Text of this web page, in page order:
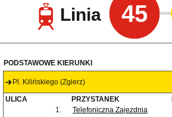
Linia 45
PODSTAWOWE KIERUNKI
Pl. Kilińskiego (Zgierz)
ULICA PRZYSTANEK
1.
Telefoniczna Zajezdnia